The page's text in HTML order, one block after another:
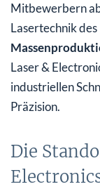
Mitbewerbern
Lasertechnik
Laser &
industriellen
Präzision.
Die